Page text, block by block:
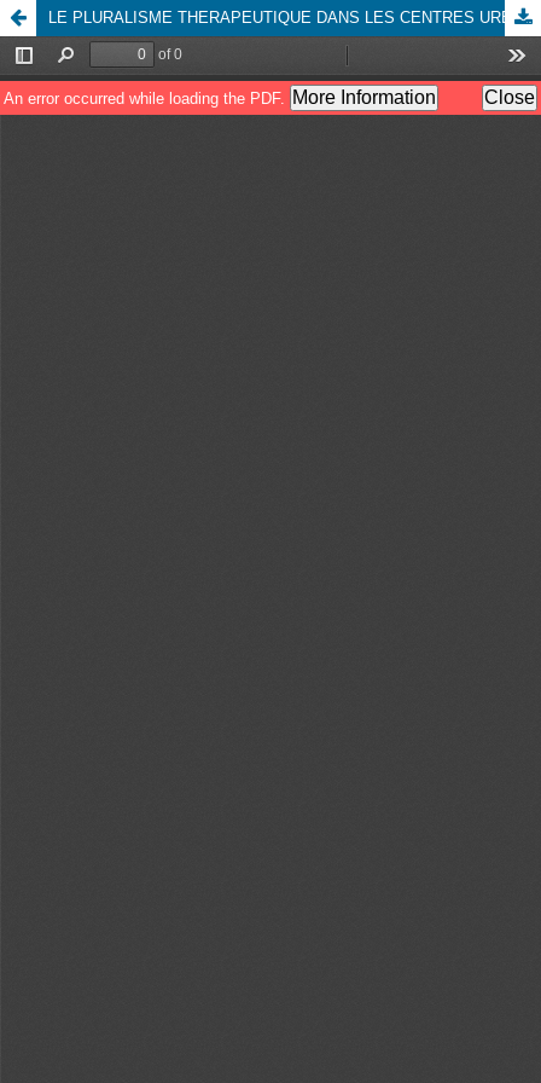
LE PLURALISME THERAPEUTIQUE DANS LES CENTRES URBAINS EN REPUBLIQUE DEMOCRATIQUE DU CONGO: RÈGLEMENTATION COMME MOYEN DE PROTECTION DES CONSOMMATEURS À L’ÈRE DE NUMÉRIQUE